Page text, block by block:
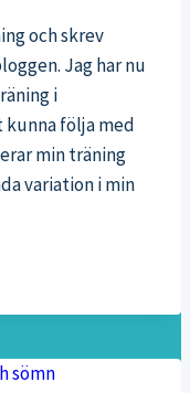
och skrev
Jag har nu
i
följa med
min träning
variation i min